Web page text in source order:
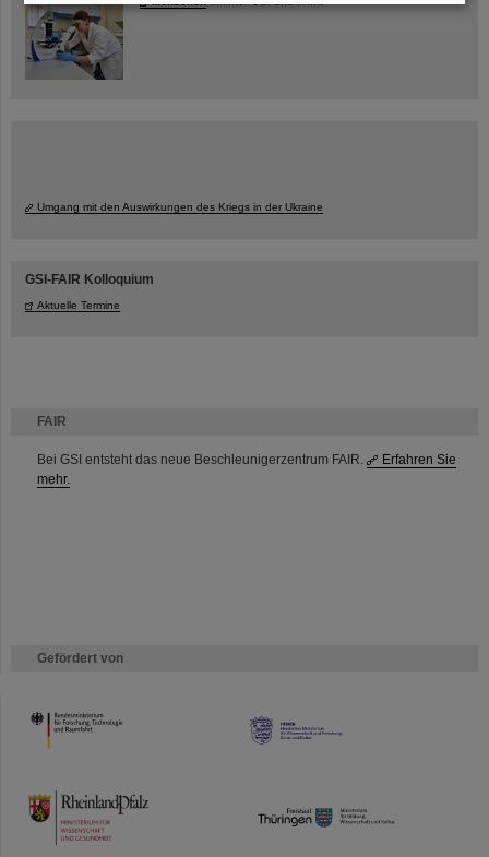
FAIR
Bei GSI entsteht das neue Beschleunigerzentrum FAIR.
Erfahren Sie
mehr.
Gefördert von
HMWK
TMWWDG
Umgang mit den Auswirkungen des Kriegs in der Ukraine
GSI-FAIR Kolloquium
Aktuelle Termine